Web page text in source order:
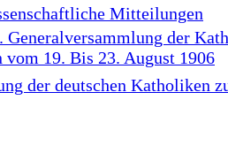
Mitteilungen
Generalversammlung der
vom 19. Bis 23. August 1906
der deutschen Katholiken